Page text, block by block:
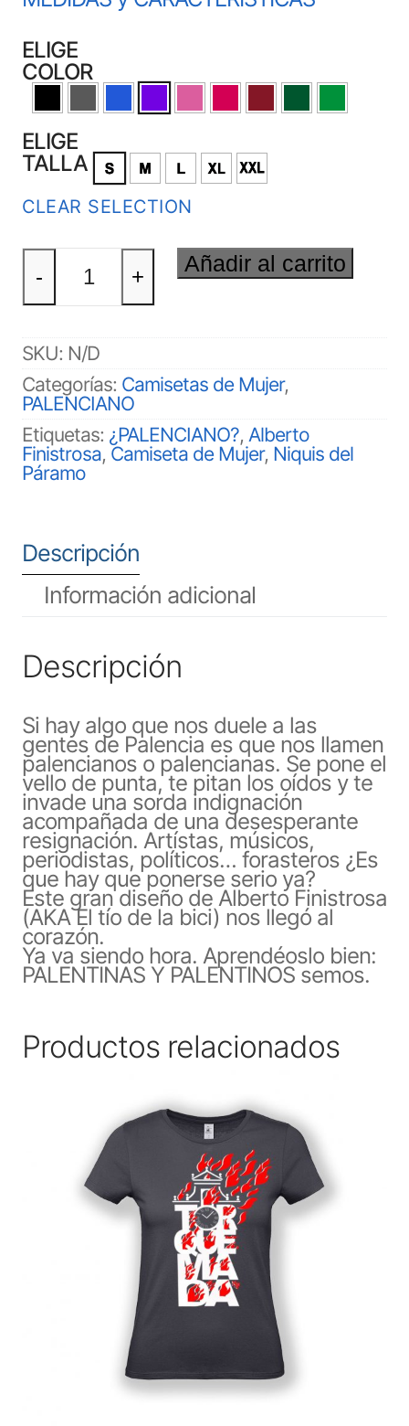
ELIGE
COLOR
ELIGE
TALLA
CLEAR SELECTION
¿PALENCIANO?
Mujer
- +
Añadir al carrito
SKU: N/D
Categorías: Camisetas de Mujer,
PALENCIANO
Etiquetas: ¿PALENCIANO?, Alberto
Finistrosa, Camiseta de Mujer, Niquis del
Páramo
Descripción
Información adicional
Descripción
Si hay algo que nos duele a las
gentes de Palencia es que nos llamen
palencianos o palencianas. Se pone el
vello de punta, te pitan los oídos y te
invade una sorda indignación
acompañada de una desesperante
resignación. Artístas, músicos,
periodistas, políticos… forasteros ¿Es
que hay que ponerse serio ya?
Este gran diseño de Alberto Finistrosa
(AKA El tío de la bici) nos llegó al
corazón.
Ya va siendo hora. Aprendéoslo bien:
PALENTINAS Y PALENTINOS semos.
Productos relacionados